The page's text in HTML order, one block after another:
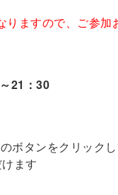
ますので、ご参加
21：30
ボタンをクリックし
ます